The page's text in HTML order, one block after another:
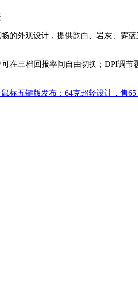
的外观设计，提供韵白、岩灰、雾
在三档回报率间自由切换；DPI调
标五键版发布：64克超轻设计，售65